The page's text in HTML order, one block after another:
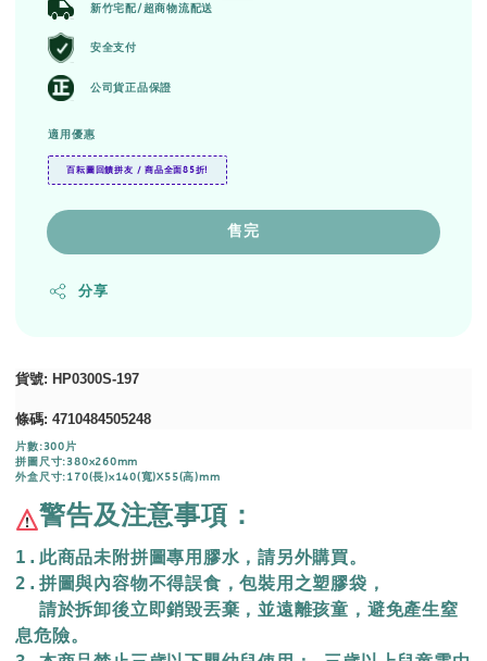
新竹宅配/超商物流配送
安全支付
公司貨正品保證
適用優惠
百耘圖回饋拼友 / 商品全面85折!
售完
分享
貨號: HP0300S-197
條碼: 4710484505248
片數:300片
拼圖尺寸:380x260mm
外盒尺寸:170(長)x140(寬)X55(高)mm
警告及注意事項：
1.此商品未附拼圖專用膠水，請另外購買。
2.拼圖與內容物不得誤食，包裝用之塑膠袋，
  請於拆卸後立即銷毀丟棄，
並遠離孩童，避免產生窒
息危險。